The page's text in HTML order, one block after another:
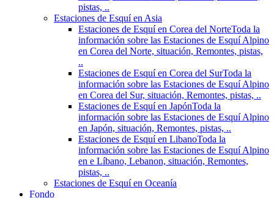
pistas, ..
Estaciones de Esquí en Asia
Estaciones de Esquí en Corea del NorteToda la
información sobre las Estaciones de Esquí Alpino
en Corea del Norte, situación, Remontes, pistas,
..
Estaciones de Esquí en Corea del SurToda la
información sobre las Estaciones de Esquí Alpino
en Corea del Sur, situación, Remontes, pistas, ..
Estaciones de Esquí en JapónToda la
información sobre las Estaciones de Esquí Alpino
en Japón, situación, Remontes, pistas, ..
Estaciones de Esquí en LibanoToda la
información sobre las Estaciones de Esquí Alpino
en e Líbano, Lebanon, situación, Remontes,
pistas, ..
Estaciones de Esquí en Oceanía
Fondo